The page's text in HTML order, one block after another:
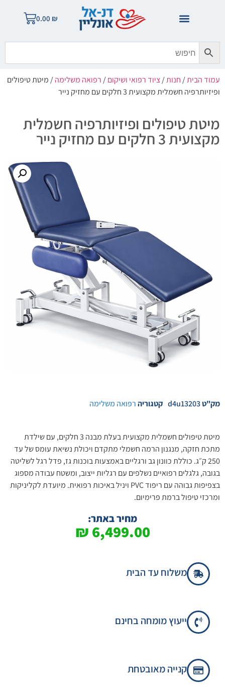
0.00 ₪
עמוד הבית/חנות/ציוד רפואי ושיקום/רפואה משלימה/ מיטת טיפולים
ופיזיותרפיה חשמלית מקצועית 3 חלקים עם מחזיק נייר
מיטת טיפולים ופיזיותרפיה חשמלית
מקצועית 3 חלקים עם מחזיק נייר
מק"טd4u13203 קטגוריהרפואה משלימה
מיטת טיפולים חשמלית מקצועית בעלת מבנה 3 חלקים, עם שילדת
מתכת חזקה, מנגנון הרמה חשמלי מתקדם ויכולת נשיאת עומס של עד
250 ק״ג. כוללת כוונון גב ורגליים באמצעות בוכנות גז, פדל רגל לשליטה
בגובה, גלגלים רפואיים נשלפים עם רגליות ייצוב, ומשטח עבודה מספוג
בצפיפות גבוהה עם ריפוד PVC ויניל באיכות רפואית. מיועדת לקליניקות
ומרכזי טיפול ברמת פרימיום.
מחיר באתר:
6,499.00
₪
משלוח עד הבית
ייעוץ מומחה בחינם
קנייה מאובטחת